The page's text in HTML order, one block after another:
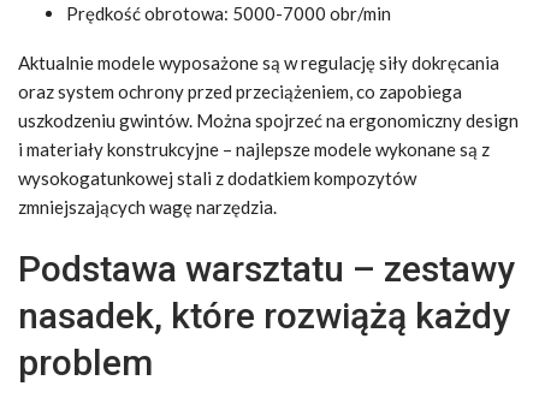
Prędkość obrotowa: 5000-7000 obr/min
Aktualnie modele wyposażone są w regulację siły dokręcania
oraz system ochrony przed przeciążeniem, co zapobiega
uszkodzeniu gwintów. Można spojrzeć na ergonomiczny design
i materiały konstrukcyjne – najlepsze modele wykonane są z
wysokogatunkowej stali z dodatkiem kompozytów
zmniejszających wagę narzędzia.
Podstawa warsztatu – zestawy
nasadek, które rozwiążą każdy
problem